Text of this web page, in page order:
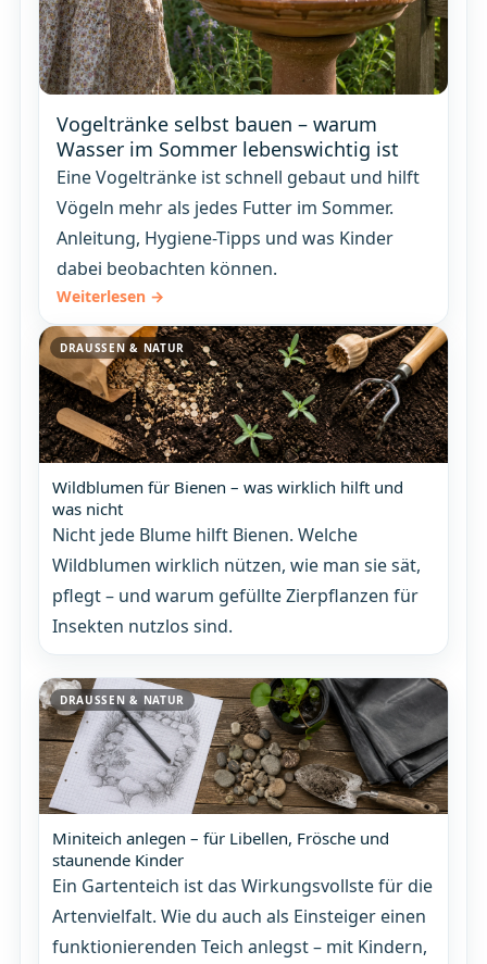
Vogeltränke selbst bauen – warum
Wasser im Sommer lebenswichtig ist
Eine Vogeltränke ist schnell gebaut und hilft
Vögeln mehr als jedes Futter im Sommer.
Anleitung, Hygiene-Tipps und was Kinder
dabei beobachten können.
Weiterlesen →
DRAUSSEN & NATUR
Wildblumen für Bienen – was wirklich hilft und
was nicht
Nicht jede Blume hilft Bienen. Welche
Wildblumen wirklich nützen, wie man sie sät,
pflegt – und warum gefüllte Zierpflanzen für
Insekten nutzlos sind.
DRAUSSEN & NATUR
Miniteich anlegen – für Libellen, Frösche und
staunende Kinder
Ein Gartenteich ist das Wirkungsvollste für die
Artenvielfalt. Wie du auch als Einsteiger einen
funktionierenden Teich anlegst – mit Kindern,